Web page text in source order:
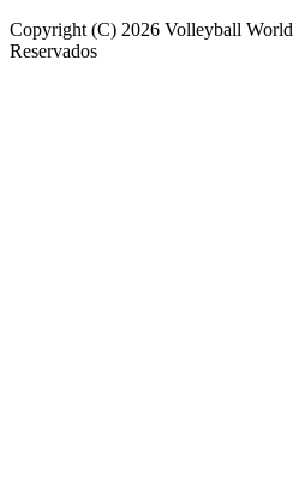
Copyright (C) 2026 Volleyball World
Reservados